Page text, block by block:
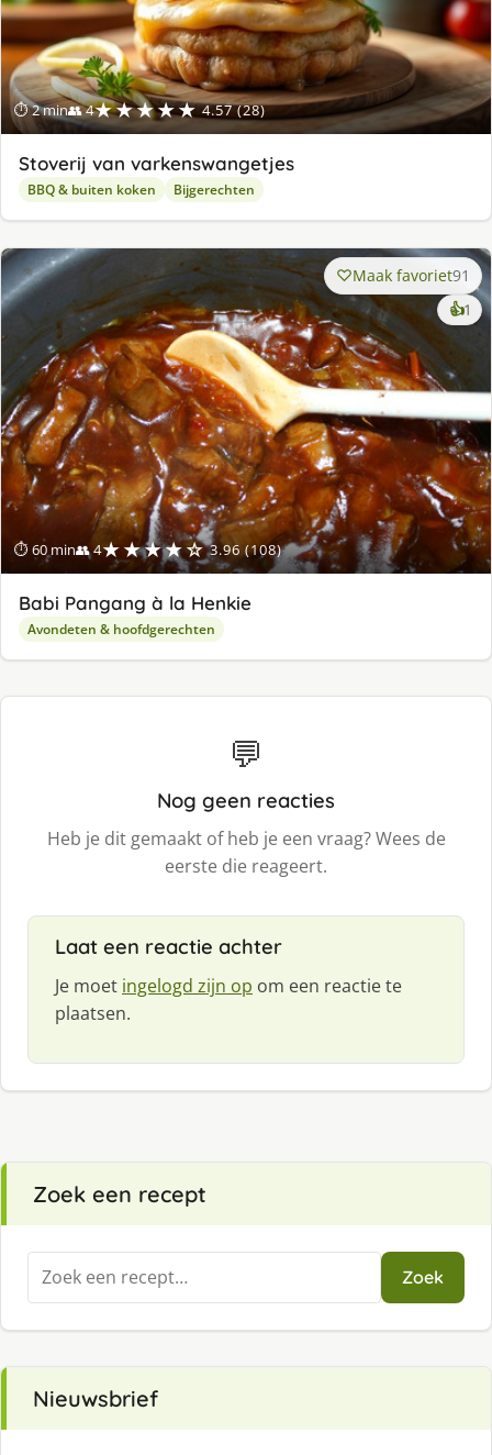
⏱ 2 min👥 4★★★★★ 4.57 (28)
Stoverij van varkenswangetjes
BBQ & buiten koken Bijgerechten
⏱ 60 min👥 4★★★★☆ 3.96 (108)
Maak favoriet91
👍1
Babi Pangang à la Henkie
Avondeten & hoofdgerechten
💬
Nog geen reacties
Heb je dit gemaakt of heb je een vraag? Wees de
eerste die reageert.
Laat een reactie achter
Je moet ingelogd zijn op om een reactie te
plaatsen.
Zoek een recept
Zoeken
naar:
Zoek
Nieuwsbrief